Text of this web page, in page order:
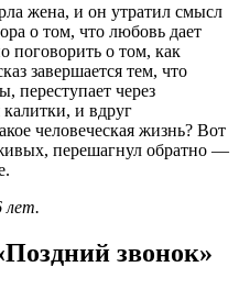
жена, и он утратил смысл
о том, что любовь дает
поговорить о том, как
завершается тем, что
переступает через
и вдруг
человеческая жизнь? Вот
перешагнул обратно —
лет.
звонок»